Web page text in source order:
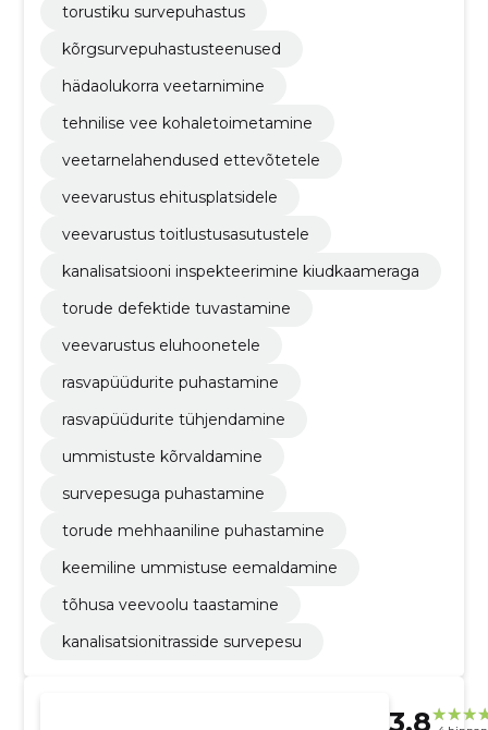
torustiku survepuhastus
kõrgsurvepuhastusteenused
hädaolukorra veetarnimine
tehnilise vee kohaletoimetamine
veetarnelahendused ettevõtetele
veevarustus ehitusplatsidele
veevarustus toitlustusasutustele
kanalisatsiooni inspekteerimine kiudkaameraga
torude defektide tuvastamine
veevarustus eluhoonetele
rasvapüüdurite puhastamine
rasvapüüdurite tühjendamine
ummistuste kõrvaldamine
survepesuga puhastamine
torude mehhaaniline puhastamine
keemiline ummistuse eemaldamine
tõhusa veevoolu taastamine
kanalisatsionitrasside survepesu
3.8